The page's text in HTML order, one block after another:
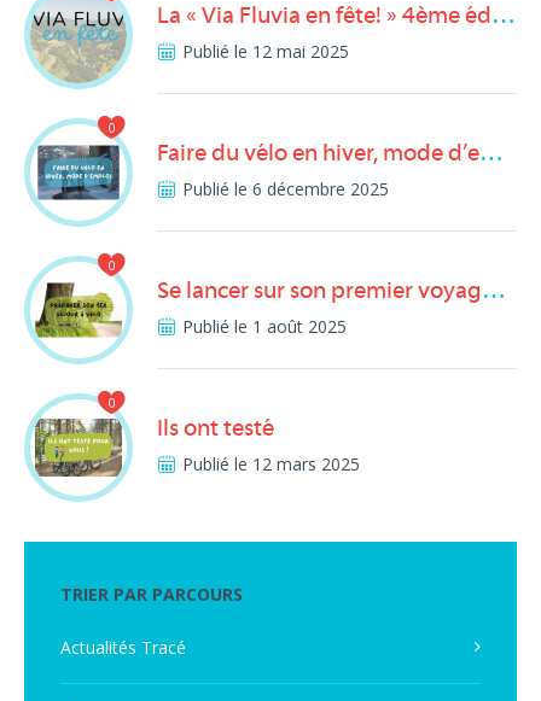
La « Via Fluvia en fête! » 4ème édition
Publié le 12 mai 2025
0
Faire du vélo en hiver, mode d’emploi
Publié le 6 décembre 2025
0
Se lancer sur son premier voyage à vélo… sur la Via Fluvia
Publié le 1 août 2025
0
Ils ont testé
Publié le 12 mars 2025
TRIER PAR PARCOURS
Actualités Tracé